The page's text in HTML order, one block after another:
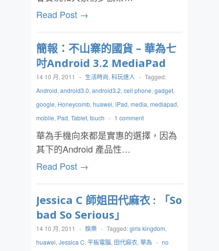
Read Post →
簡報：不山寨的國貨 – 華為七
吋Android 3.2 MediaPad
14 10 月, 2011 - 生活時尚, 科玩達人 - Tagged:
Android, android3.0, android3.2, cell phone, gadget,
google, Honeycomb, huawei, iPad, media, mediapad,
mobile, Pad, Tablet, touch - 1 comment
華為手機向來都是實惠的選擇，因為
其下的Android 產品性…
Read Post →
Jessica C 師姐田代麻衣 : 「So
bad So Serious」
14 10 月, 2011 - 娛樂 - Tagged:girls kingdom,
huawei, Jessica C, 平板電腦, 田代麻衣, 華為 - no